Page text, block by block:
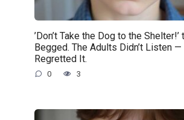
’Don’t Take the Dog to the Shelter!’
Begged. The Adults Didn’t Listen —
Regretted It.
0 3